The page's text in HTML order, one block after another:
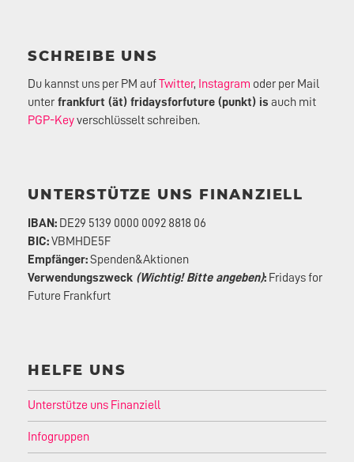
SCHREIBE UNS
Du kannst uns per PM aufTwitter, Instagram oder per Mail
unter frankfurt (ät) fridaysforfuture (punkt) is auch mit
PGP-Keyverschlüsselt schreiben.
UNTERSTÜTZE UNS FINANZIELL
IBAN: DE29 5139 0000 0092 8818 06
BIC:VBMHDE5F
Empfänger:Spenden&Aktionen
Verwendungszweck (Wichtig! Bitte angeben): Fridays for
Future Frankfurt
HELFE UNS
Unterstütze uns Finanziell
Infogruppen